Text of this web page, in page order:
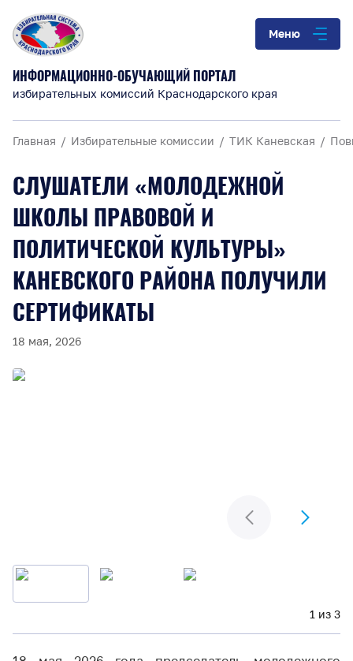
Меню
ИНФОРМАЦИОННО-ОБУЧАЮЩИЙ ПОРТАЛ
избирательных комиссий Краснодарского края
Главная Избирательные комиссии ТИК Каневская
СЛУШАТЕЛИ «МОЛОДЕЖНОЙ
ШКОЛЫ ПРАВОВОЙ И
ПОЛИТИЧЕСКОЙ КУЛЬТУРЫ»
КАНЕВСКОГО РАЙОНА ПОЛУЧИЛИ
СЕРТИФИКАТЫ
18 мая, 2026
1 из 3